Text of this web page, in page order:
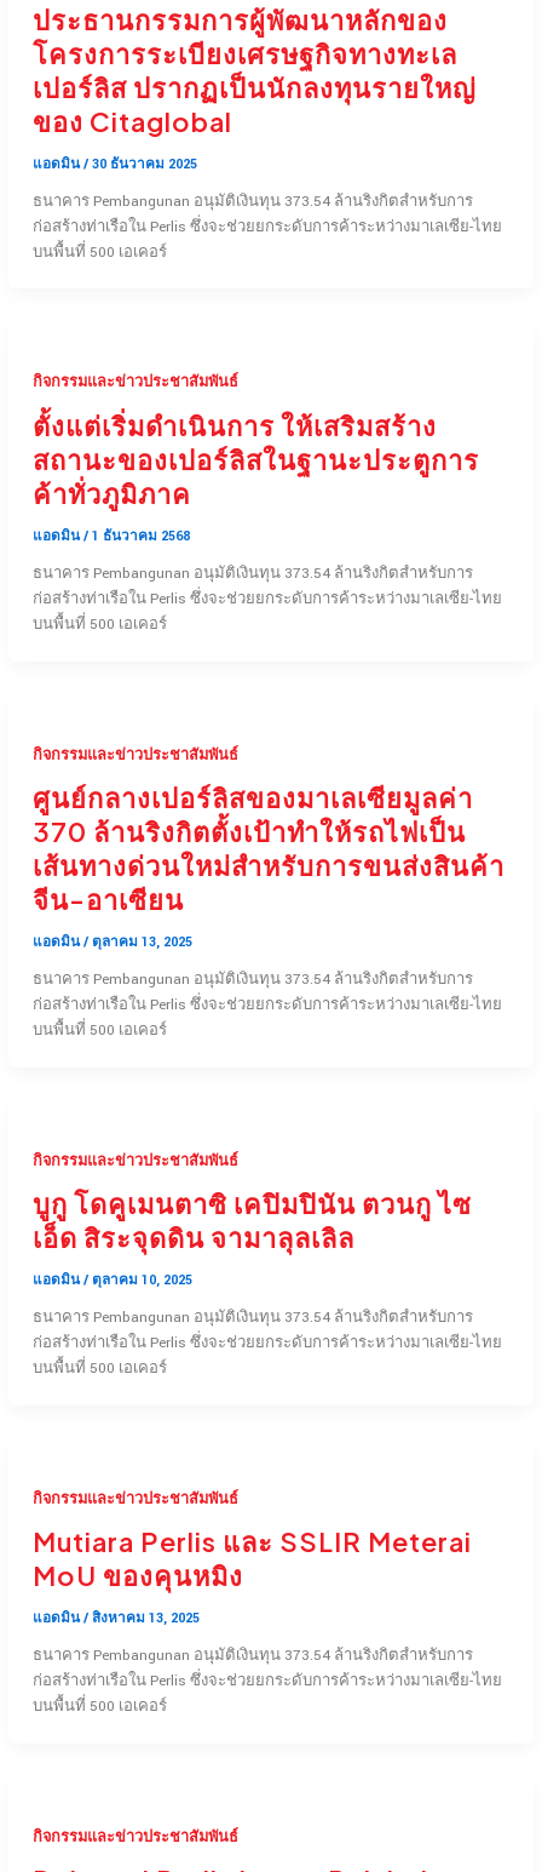
ประธานกรรมการผู้พัฒนาหลักของ
โครงการระเบียงเศรษฐกิจทางทะเล
เปอร์ลิส ปรากฏเป็นนักลงทุนรายใหญ่
ของ Citaglobal
แอดมิน/ 30 ธันวาคม 2025
ธนาคาร Pembangunan อนุมัติเงินทุน 373.54 ล้านริงกิตสำหรับการ
ก่อสร้างท่าเรือใน Perlis ซึ่งจะช่วยยกระดับการค้าระหว่างมาเลเซีย-ไทย
บนพื้นที่ 500 เอเคอร์
กิจกรรมและข่าวประชาสัมพันธ์
ตั้งแต่เริ่มดำเนินการ ให้เสริมสร้าง
สถานะของเปอร์ลิสในฐานะประตูการ
ค้าทั่วภูมิภาค
แอดมิน/ 1 ธันวาคม 2568
ธนาคาร Pembangunan อนุมัติเงินทุน 373.54 ล้านริงกิตสำหรับการ
ก่อสร้างท่าเรือใน Perlis ซึ่งจะช่วยยกระดับการค้าระหว่างมาเลเซีย-ไทย
บนพื้นที่ 500 เอเคอร์
กิจกรรมและข่าวประชาสัมพันธ์
ศูนย์กลางเปอร์ลิสของมาเลเซียมูลค่า
370 ล้านริงกิตตั้งเป้าทำให้รถไฟเป็น
เส้นทางด่วนใหม่สำหรับการขนส่งสินค้า
จีน-อาเซียน
แอดมิน/ ตุลาคม 13, 2025
ธนาคาร Pembangunan อนุมัติเงินทุน 373.54 ล้านริงกิตสำหรับการ
ก่อสร้างท่าเรือใน Perlis ซึ่งจะช่วยยกระดับการค้าระหว่างมาเลเซีย-ไทย
บนพื้นที่ 500 เอเคอร์
กิจกรรมและข่าวประชาสัมพันธ์
บูกู โดคูเมนตาซิ เคปิมปินัน ตวนกู ไซ
เอ็ด สิระจุดดิน จามาลุลเลิล
แอดมิน/ ตุลาคม 10, 2025
ธนาคาร Pembangunan อนุมัติเงินทุน 373.54 ล้านริงกิตสำหรับการ
ก่อสร้างท่าเรือใน Perlis ซึ่งจะช่วยยกระดับการค้าระหว่างมาเลเซีย-ไทย
บนพื้นที่ 500 เอเคอร์
กิจกรรมและข่าวประชาสัมพันธ์
Mutiara Perlis และ SSLIR Meterai
MoU ของคุนหมิง
แอดมิน/ สิงหาคม 13, 2025
ธนาคาร Pembangunan อนุมัติเงินทุน 373.54 ล้านริงกิตสำหรับการ
ก่อสร้างท่าเรือใน Perlis ซึ่งจะช่วยยกระดับการค้าระหว่างมาเลเซีย-ไทย
บนพื้นที่ 500 เอเคอร์
กิจกรรมและข่าวประชาสัมพันธ์